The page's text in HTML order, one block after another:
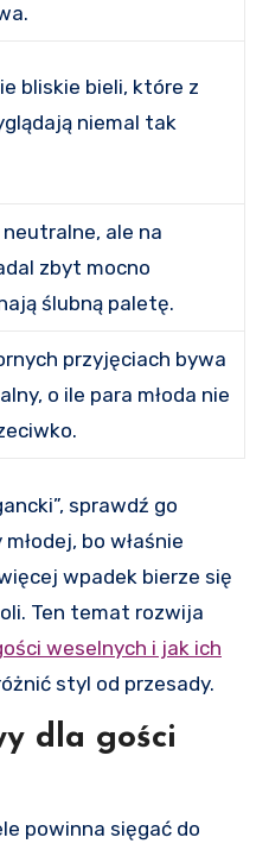
bliskie bieli, które z
niemal tak
neutralne, ale na
zbyt mocno
ślubną paletę.
przyjęciach bywa
o ile para młoda nie
sprawdź go
bo właśnie
wpadek bierze się
Ten temat rozwija
weselnych i jak ich
styl od przesady.
dla gości
powinna sięgać do